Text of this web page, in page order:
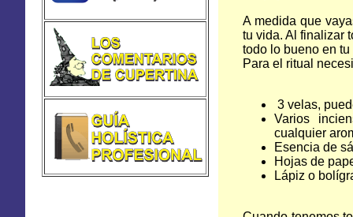
A medida que
tu vida. Al finalizar
todo lo bueno en
Para el ritual
3 velas,
Varios
cualquier
Esencia de
Hojas de
Lápiz o